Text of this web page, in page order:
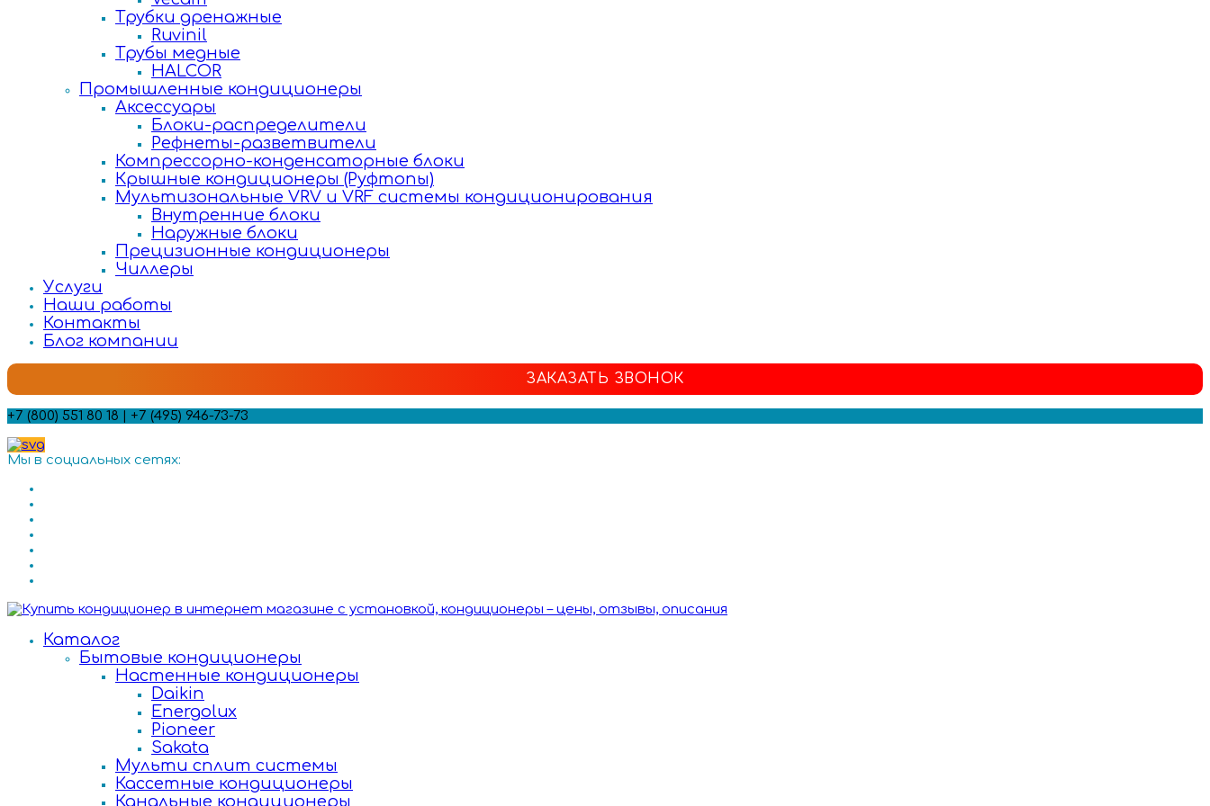
Трубки дренажные
Ruvinil
Трубы медные
HALCOR
Промышленные кондиционеры
Аксессуары
Блоки-распределители
Рефнеты-разветвители
Компрессорно-конденсаторные блоки
Крышные кондиционеры (Руфтопы)
Мультизональные VRV и VRF системы кондиционирования
Внутренние блоки
Наружные блоки
Прецизионные кондиционеры
Чиллеры
Услуги
Наши работы
Контакты
Блог компании
ЗАКАЗАТЬ ЗВОНОК
+7 (800) 551 80 18 | +7 (495) 946-73-73
Мы в социальных сетях:
Каталог
Бытовые кондиционеры
Настенные кондиционеры
Daikin
Energolux
Pioneer
Sakata
Мульти сплит системы
Кассетные кондиционеры
Канальные кондиционеры